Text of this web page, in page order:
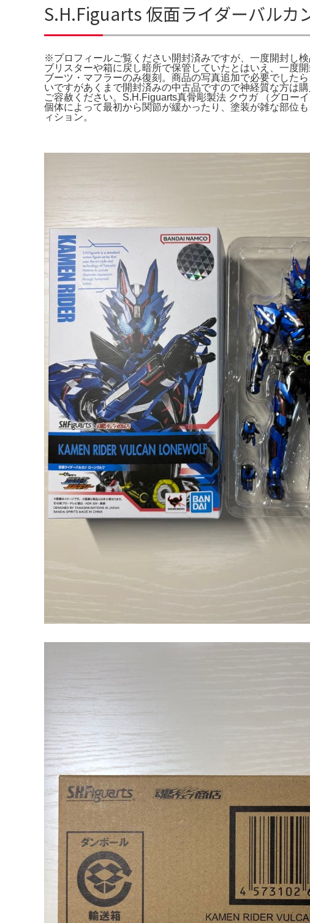
S.H.Figuarts 仮面ライダーバルカ
※プロフィールご覧ください開封済みですが、一度開封し
ブリスターや箱に戻し暗所で保管していたとはいえ、一度
ブーツ・マフラーのみ復刻。商品の写真追加で必要でした
いですがあくまで開封済みの中古品ですので神経質な方は
ご容赦ください。S.H.Figuarts真骨彫製法 クウガ （グロー
個体によって最初から関節が緩かったり、塗装が雑な部位
ィション。